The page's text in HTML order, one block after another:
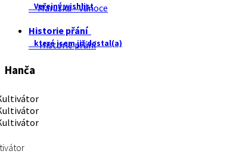
Veřejný wishlist
Maruška - Vánoce
Historie přání
které jsem již dostal(a)
Historie přání
Hanča